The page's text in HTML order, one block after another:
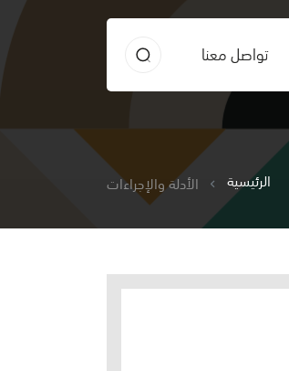
تواصل معنا
الرئيسية الأدلة والإجراءات